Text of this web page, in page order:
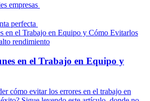
empresas
perfecta
rendimiento
en el Trabajo en Equipo y
cómo evitar los errores en el trabajo en